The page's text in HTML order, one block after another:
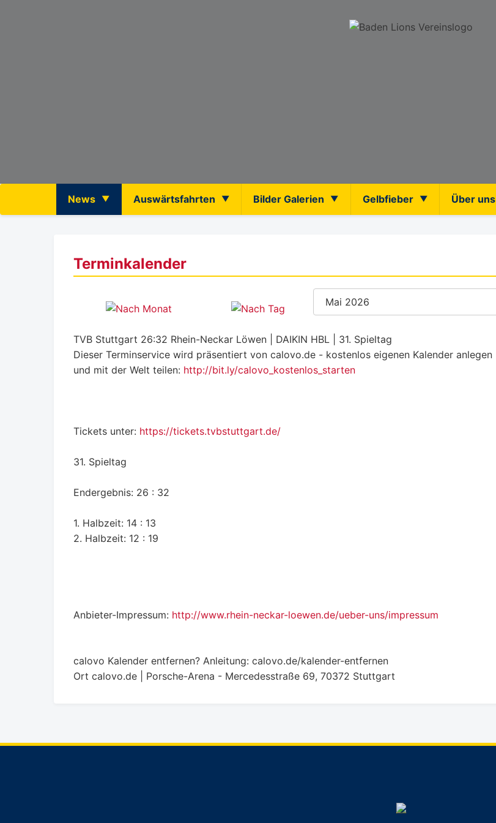
News Auswärtsfahrten Bilder Galerien Gelbfieber Über uns
Terminkalender
TVB Stuttgart 26:32 Rhein-Neckar Löwen | DAIKIN HBL | 31. Spieltag
Dieser Terminservice wird präsentiert von calovo.de - kostenlos eigenen Kalender anlegen
und mit der Welt teilen: http://bit.ly/calovo_kostenlos_starten
Tickets unter: https://tickets.tvbstuttgart.de/
31. Spieltag
Endergebnis: 26 : 32
1. Halbzeit: 14 : 13
2. Halbzeit: 12 : 19
Anbieter-Impressum: http://www.rhein-neckar-loewen.de/ueber-uns/impressum
calovo Kalender entfernen? Anleitung: calovo.de/kalender-entfernen
Ort calovo.de | Porsche-Arena - Mercedesstraße 69, 70372 Stuttgart